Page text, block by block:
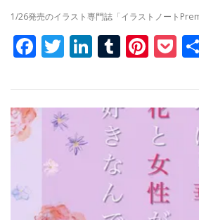
1/26発売のイラスト専門誌「イラストノート
Facebook
Twitter
LinkedIn
Tumblr